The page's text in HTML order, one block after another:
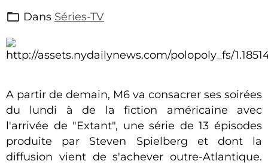
Dans Séries-TV
A partir de demain, M6 va consacrer ses soirées
du lundi à de la fiction américaine avec
l'arrivée de "Extant", une série de 13 épisodes
produite par Steven Spielberg et dont la
diffusion vient de s'achever outre-Atlantique.